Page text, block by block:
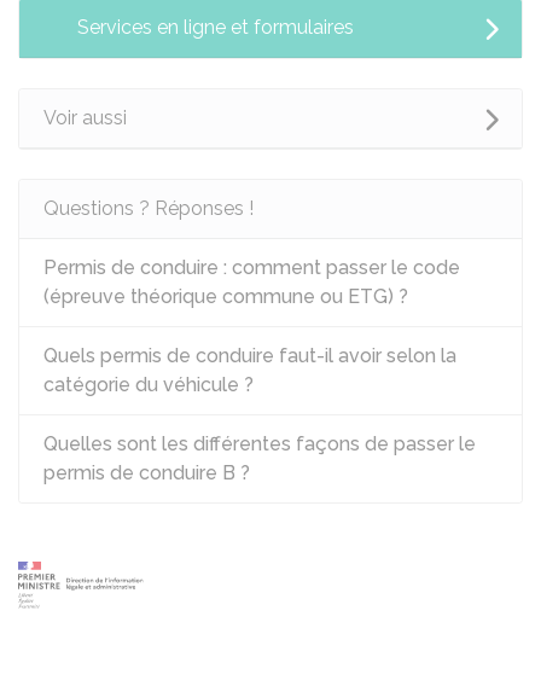
Services en ligne et formulaires
Voir aussi
Questions ? Réponses !
Permis de conduire : comment passer le code
(épreuve théorique commune ou ETG) ?
Quels permis de conduire faut-il avoir selon la
catégorie du véhicule ?
Quelles sont les différentes façons de passer le
permis de conduire B ?